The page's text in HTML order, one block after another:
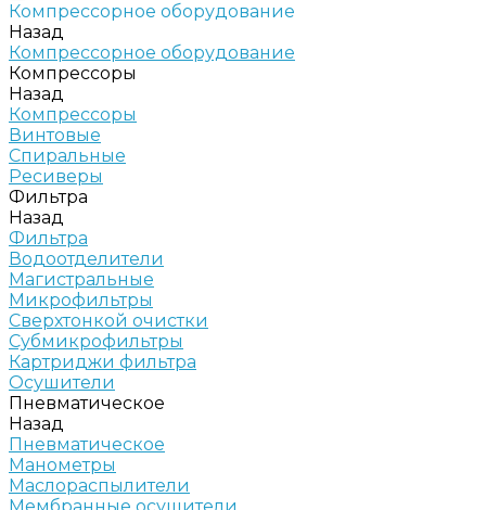
Компрессорное оборудование
Назад
Компрессорное оборудование
Компрессоры
Назад
Компрессоры
Винтовые
Спиральные
Ресиверы
Фильтра
Назад
Фильтра
Водоотделители
Магистральные
Микрофильтры
Сверхтонкой очистки
Субмикрофильтры
Картриджи фильтра
Осушители
Пневматическое
Назад
Пневматическое
Манометры
Маслораспылители